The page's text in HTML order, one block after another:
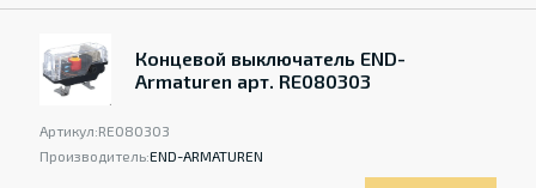
Концевой выключатель END-
Armaturen арт. RE080303
Артикул:RE080303
Производитель:END-ARMATUREN